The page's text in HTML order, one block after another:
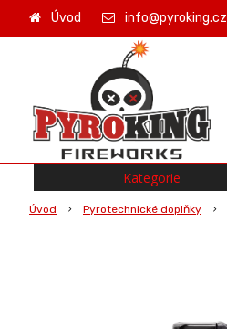
Úvod info@pyroking.cz
Úvod Pyrotechnické doplňky
Kategorie